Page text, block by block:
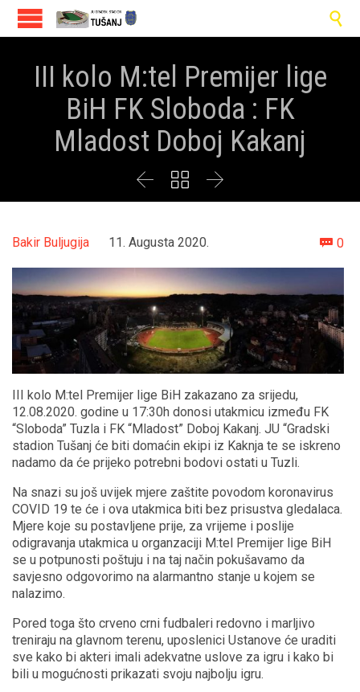

III kolo M:tel Premijer lige
BiH FK Sloboda : FK
Mladost Doboj Kakanj
  
Bakir Buljugija 11. Augusta 2020.  0
III kolo M:tel Premijer lige BiH zakazano za srijedu,
12.08.2020. godine u 17:30h donosi utakmicu između FK
“Sloboda” Tuzla i FK “Mladost” Doboj Kakanj. JU “Gradski
stadion Tušanj će biti domaćin ekipi iz Kaknja te se iskreno
nadamo da će prijeko potrebni bodovi ostati u Tuzli.
Na snazi su još uvijek mjere zaštite povodom koronavirus
COVID 19 te će i ova utakmica biti bez prisustva gledalaca.
Mjere koje su postavljene prije, za vrijeme i poslije
odigravanja utakmica u organzaciji M:tel Premijer lige BiH
se u potpunosti poštuju i na taj način pokušavamo da
savjesno odgovorimo na alarmantno stanje u kojem se
nalazimo.
Pored toga što crveno crni fudbaleri redovno i marljivo
treniraju na glavnom terenu, uposlenici Ustanove će uraditi
sve kako bi akteri imali adekvatne uslove za igru i kako bi
bili u mogućnosti prikazati svoju najbolju igru.